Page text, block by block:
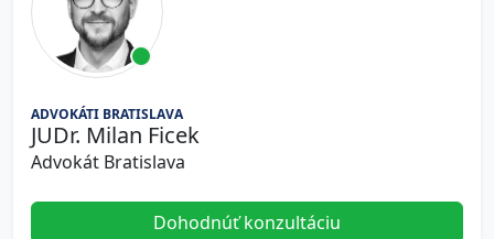
ADVOKÁTI BRATISLAVA
JUDr. Milan Ficek
Advokát Bratislava
Dohodnúť konzultáciu